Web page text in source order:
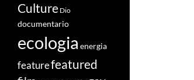
Culture Dio
documentario
ecologia energia
featurefeatured